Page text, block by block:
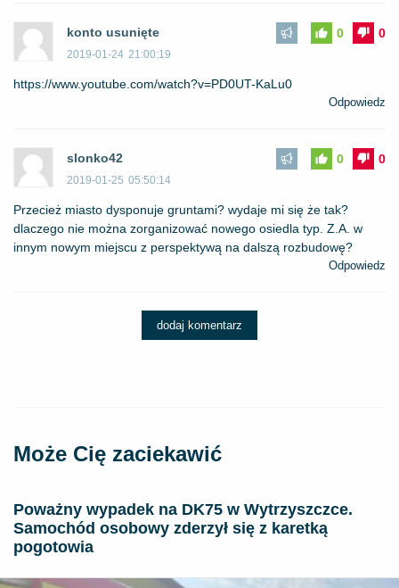
konto usunięte
2019-01-24 21:00:19
0
0
https://www.youtube.com/watch?v=PD0UT-KaLu0
Odpowiedz
slonko42
2019-01-25 05:50:14
0
0
Przecież miasto dysponuje gruntami? wydaje mi się że tak?
dlaczego nie można zorganizować nowego osiedla typ. Z.A. w
innym nowym miejscu z perspektywą na dalszą rozbudowę?
Odpowiedz
dodaj komentarz
Może Cię zaciekawić
Poważny wypadek na DK75 w Wytrzyszczce.
Samochód osobowy zderzył się z karetką
pogotowia